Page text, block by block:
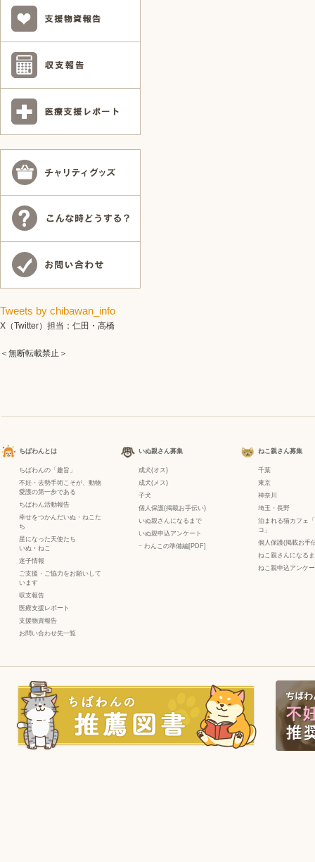
Tweets by chibawan_info
X（Twitter）担当：仁田・高橋
＜無断転載禁止＞
ちばわんとは
ちばわんの「趣旨」
不妊・去勢手術こそが、動物
愛護の第一歩である
ちばわん活動報告
幸せをつかんだいぬ・ねこた
ち
星になった天使たち
いぬ ・ ねこ
迷子情報
ご支援・ご協力をお願いして
います
収支報告
医療支援レポート
支援物資報告
お問い合わせ先一覧
いぬ親さん募集
成犬(オス)
成犬(メス)
子犬
個人保護(掲載お手伝い)
いぬ親さんになるまで
いぬ親申込アンケート
− わんこの準備編[PDF]
ねこ親さん募集
千葉
東京
神奈川
埼玉・長野
泊まれる猫カフェ
コ」
個人保護(掲載お手
ねこ親さんになる
ねこ親申込アンケ